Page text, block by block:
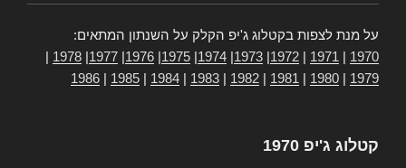
על מנת לצפות בקטלוג ג'יפ הקלק על השנתון המתאים:
1970
1971
1972
1973
1974
1975
1976
1977
1978
1979
1980
1981
1982
1983
1984
1985
1986
קטלוג ג'יפ 1970